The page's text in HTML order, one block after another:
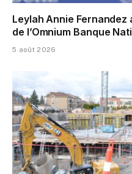
Leylah Annie
de l’Omnium Banque
5 août 2026